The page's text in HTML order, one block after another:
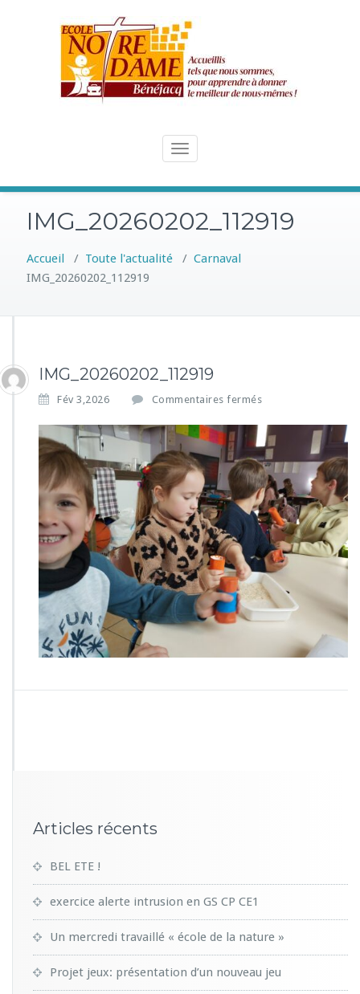
Toggle
IMG_20260202_112919
Accueil / Toute l'actualité / Carnaval
IMG_20260202_112919
IMG_20260202_112919
Fév 3,2026 Commentaires fermés
r
I
M
G
_
2
0
2
6
0
2
0
2
1
2
Articles récents
BEL ETE !
exercice alerte intrusion en GS CP CE1
Un mercredi travaillé « école de la nature »
Projet jeux: présentation d’un nouveau jeu